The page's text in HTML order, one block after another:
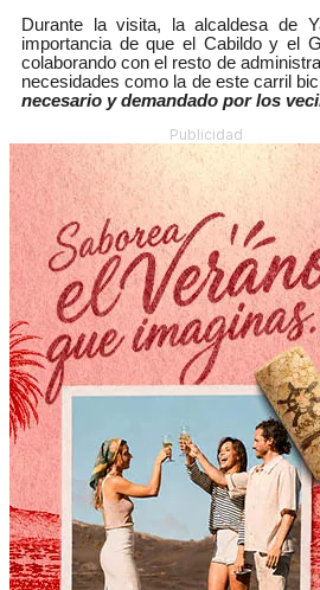
Durante la visita, la alcaldesa de
importancia de que el Cabildo y el
colaborando con el resto de
necesidades como la de este carril
necesario y demandado por los
Publicidad